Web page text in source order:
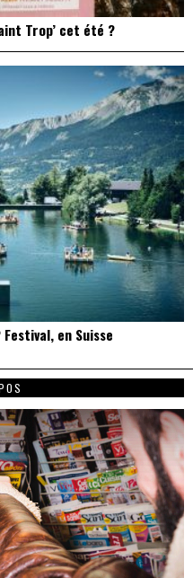
Trop’ cet été ?
en Suisse